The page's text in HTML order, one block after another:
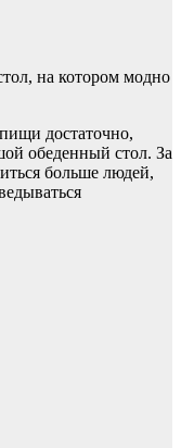
на котором модно
достаточно,
обеденный стол. За
больше людей,